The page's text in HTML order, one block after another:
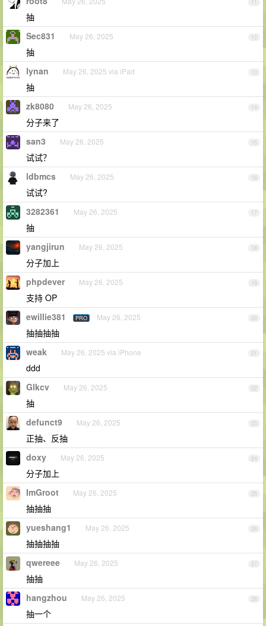
11
抽
12
Sec831 May 26, 2025
抽
13
lynan May 26, 2025 via iPad
抽
14
zk8080 May 26, 2025
分子来了
15
san3 May 26, 2025
试试？
16
ldbmcs May 26, 2025
试试?
17
3282361 May 26, 2025
抽
18
yangjirun May 26, 2025
分子加上
19
phpdever May 26, 2025
支持 OP
20
ewillie381 PRO May 26, 2025
抽抽抽抽
21
weak May 26, 2025 via iPhone
ddd
22
Glkcv May 26, 2025
抽
23
defunct9 May 26, 2025
正抽、反抽
24
doxy May 26, 2025
分子加上
25
ImGroot May 26, 2025
抽抽抽
26
yueshang1 May 26, 2025
抽抽抽抽
27
qwereee May 26, 2025
抽抽
28
hangzhou May 26, 2025
抽一个